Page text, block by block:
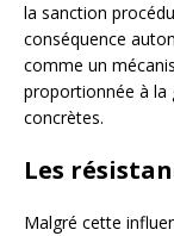
la sanction
conséquence
comme un
proportionnée à la
concrètes.
Les
Malgré cette